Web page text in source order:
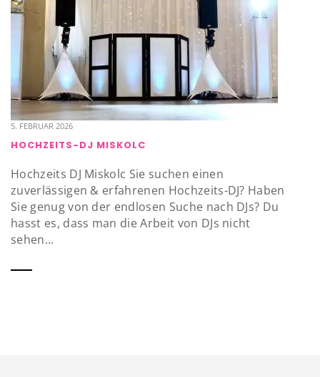
5. FEBRUAR 2026
HOCHZEITS-DJ MISKOLC
Hochzeits DJ Miskolc Sie suchen einen
zuverlässigen & erfahrenen Hochzeits-DJ? Haben
Sie genug von der endlosen Suche nach DJs? Du
hasst es, dass man die Arbeit von DJs nicht
sehen...